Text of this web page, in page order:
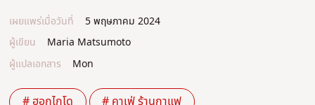
เผยแพร่เมื่อวันที่
5 พฤษภาคม 2024
ผู้เขียน
Maria Matsumoto
ผู้แปลเอกสาร
Mon